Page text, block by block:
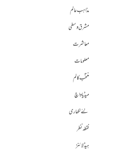
مذاہب عالم
مشرق وسطی
معاشرت
معلومات
منتخب کالم
میڈیا واچ
نئے لکھاری
نقطہ نظر
ہیڈلائنز